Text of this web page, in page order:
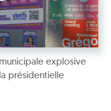
explosive
présidentielle